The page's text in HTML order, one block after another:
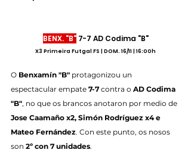
BENX. "B" 7-7 AD Codima "B"
X3 Primeira Futgal FS | DOM. 16/11 | 16:00h
O Benxamín "B" protagonizou un
espectacular empate 7-7 contra o AD Codima
"B", no que os brancos anotaron por medio de
Jose Caamaño x2, Simón Rodríguez x4 e
Mateo Fernández. Con este punto, os nosos
son 2º con 7 unidades.